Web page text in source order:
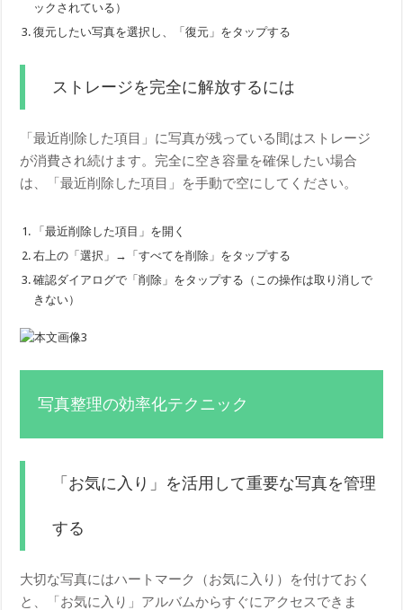
ックされている）
復元したい写真を選択し、「復元」をタップする
ストレージを完全に解放するには
「最近削除した項目」に写真が残っている間はストレージ
が消費され続けます。完全に空き容量を確保したい場合
は、「最近削除した項目」を手動で空にしてください。
「最近削除した項目」を開く
右上の「選択」→「すべてを削除」をタップする
確認ダイアログで「削除」をタップする（この操作は取り消しで
きない）
写真整理の効率化テクニック
「お気に入り」を活用して重要な写真を管理
する
大切な写真にはハートマーク（お気に入り）を付けておく
と、「お気に入り」アルバムからすぐにアクセスできま